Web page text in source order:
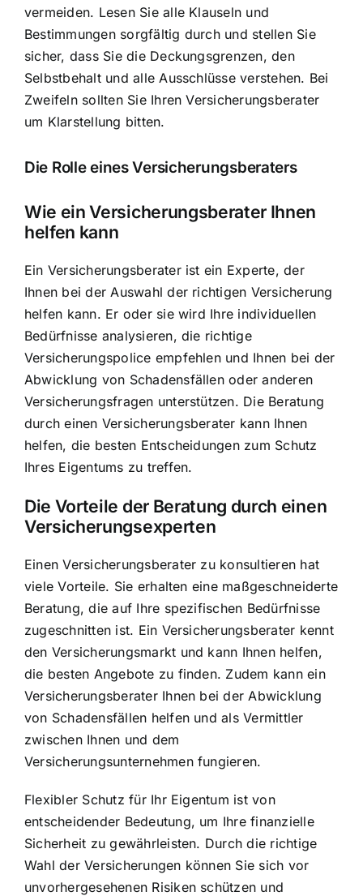
vermeiden. Lesen Sie alle Klauseln und
Bestimmungen sorgfältig durch und stellen Sie
sicher, dass Sie die Deckungsgrenzen, den
Selbstbehalt und alle Ausschlüsse verstehen. Bei
Zweifeln sollten Sie Ihren Versicherungsberater
um Klarstellung bitten.
Die Rolle eines Versicherungsberaters
Wie ein Versicherungsberater Ihnen
helfen kann
Ein Versicherungsberater ist ein Experte, der
Ihnen bei der Auswahl der richtigen Versicherung
helfen kann. Er oder sie wird Ihre individuellen
Bedürfnisse analysieren, die richtige
Versicherungspolice empfehlen und Ihnen bei der
Abwicklung von Schadensfällen oder anderen
Versicherungsfragen unterstützen. Die Beratung
durch einen Versicherungsberater kann Ihnen
helfen, die besten Entscheidungen zum Schutz
Ihres Eigentums zu treffen.
Die Vorteile der Beratung durch einen
Versicherungsexperten
Einen Versicherungsberater zu konsultieren hat
viele Vorteile. Sie erhalten eine maßgeschneiderte
Beratung, die auf Ihre spezifischen Bedürfnisse
zugeschnitten ist. Ein Versicherungsberater kennt
den Versicherungsmarkt und kann Ihnen helfen,
die besten Angebote zu finden. Zudem kann ein
Versicherungsberater Ihnen bei der Abwicklung
von Schadensfällen helfen und als Vermittler
zwischen Ihnen und dem
Versicherungsunternehmen fungieren.
Flexibler Schutz für Ihr Eigentum ist von
entscheidender Bedeutung, um Ihre finanzielle
Sicherheit zu gewährleisten. Durch die richtige
Wahl der Versicherungen können Sie sich vor
unvorhergesehenen Risiken schützen und